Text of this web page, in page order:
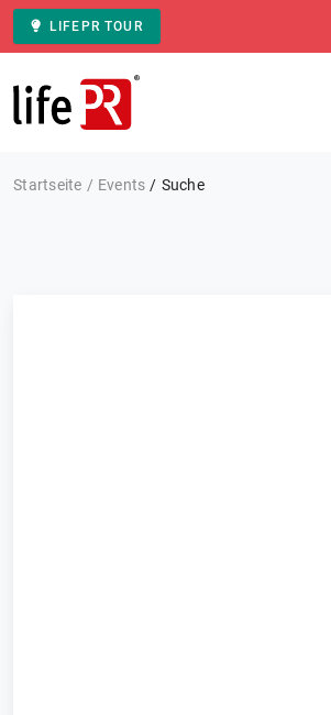
LIFEPR TOUR
Zur Startseite
Startseite Events Suche